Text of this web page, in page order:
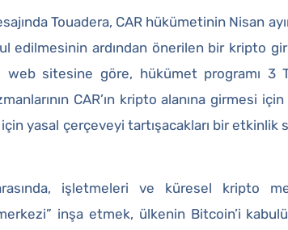
Touadera, CAR hükümetinin Nisan
edilmesinin ardından önerilen bir kripto
web sitesine göre, hükümet programı 3
CAR’ın kripto alanına girmesi
için yasal çerçeveyi tartışacakları bir etkinlik
işletmeleri ve küresel kripto
inşa etmek, ülkenin Bitcoin’i